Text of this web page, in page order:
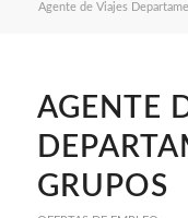
Agente de Viajes
AGENTE
GRUPOS